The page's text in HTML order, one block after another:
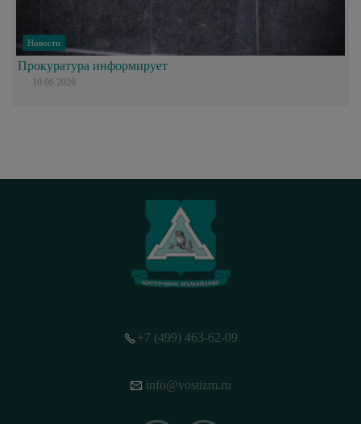
Новости
Прокуратура информирует
10.06.2026
+7 (499) 463-62-09
info@vostizm.ru